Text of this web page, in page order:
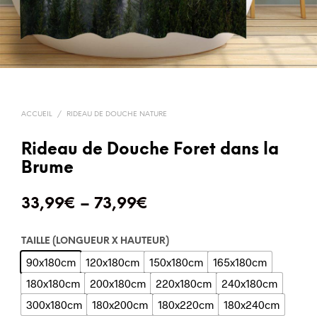
ACCUEIL / RIDEAU DE DOUCHE NATURE
Rideau de Douche Foret dans la
Brume
33,99€ – 73,99€
TAILLE (LONGUEUR X HAUTEUR)
90x180cm 120x180cm 150x180cm
165x180cm
180x180cm
200x180cm 220x180cm
240x180cm
300x180cm
180x200cm 180x220cm 180x240cm